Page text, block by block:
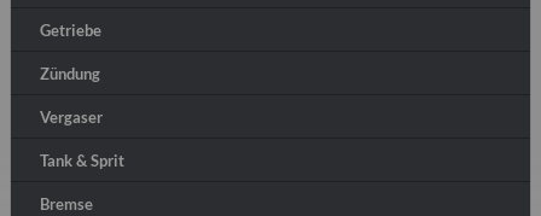
Getriebe
Zündung
Vergaser
Tank & Sprit
Bremse